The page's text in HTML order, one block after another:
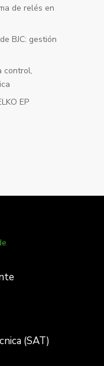
de relés en
BJC: gestión
control,
EP
(SAT)